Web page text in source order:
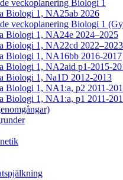
veckoplanering Biologi 1
Biologi 1, NA25ab 2026
veckoplanering Biologi 1
Biologi 1, NA24e 2024–2025
Biologi 1, NA22cd 2022–2023
Biologi 1, NA16bb 2016-2017
Biologi 1, NA2aid p1-2015-
Biologi 1, Na1D 2012-2013
Biologi 1, NA1:a, p2 2011-
Biologi 1, NA1:a, p1 2011-